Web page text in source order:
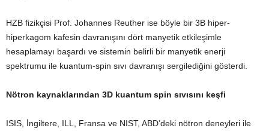
HZB fizikçisi Prof. Johannes Reuther ise böyle bir 3B hiper-
hiperkagom kafesin davranışını dört manyetik etkileşimle
hesaplamayı başardı ve sistemin belirli bir manyetik enerji
spektrumu ile kuantum-spin sıvı davranışı sergilediğini gösterdi.
Nötron kaynaklarından 3D kuantum spin sıvısını keşfi
ISIS, İngiltere, ILL, Fransa ve NIST, ABD’deki nötron deneyleri ile